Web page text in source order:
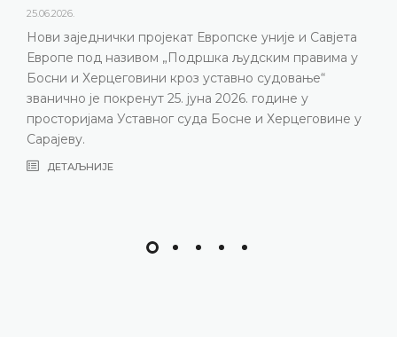
25.06.2026.
Нови заједнички пројекат Европске уније и Савјета
Европе под називом „Подршка људским правима у
Босни и Херцеговини кроз уставно судовање“
званично је покренут 25. јуна 2026. године у
просторијама Уставног суда Босне и Херцеговине у
Сарајеву.
ДЕТАЉНИЈЕ